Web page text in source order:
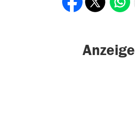
Anzeige